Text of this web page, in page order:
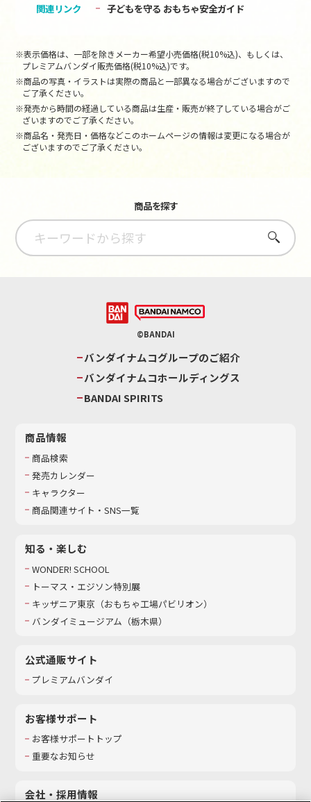
関連リンク
子どもを守る おもちゃ安全ガイド
※表示価格は、一部を除きメーカー希望小売価格(税10%込)、もしくは、
プレミアムバンダイ販売価格(税10%込)です。
※商品の写真・イラストは実際の商品と一部異なる場合がございますので
ご了承ください。
※発売から時間の経過している商品は生産・販売が終了している場合がご
ざいますのでご了承ください。
※商品名・発売日・価格などこのホームページの情報は変更になる場合が
ございますのでご了承ください。
商品を探す
さがす
©BANDAI
バンダイナムコグループのご紹介
バンダイナムコホールディングス
BANDAI SPIRITS
商品情報
商品検索
発売カレンダー
キャラクター
商品関連サイト・SNS一覧
知る・楽しむ
WONDER! SCHOOL
トーマス・エジソン特別展
キッザニア東京（おもちゃ工場パビリオン）​
バンダイミュージアム（栃木県）
公式通販サイト
プレミアムバンダイ
お客様サポート
お客様サポートトップ
重要なお知らせ
会社・採用情報